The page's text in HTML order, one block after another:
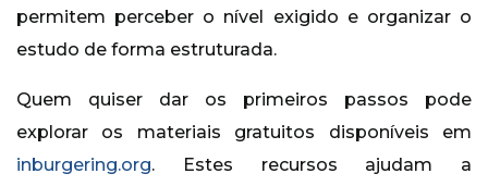
permitem perceber o nível exigido e organizar o
estudo de forma estruturada.
Quem quiser dar os primeiros passos pode
explorar os materiais gratuitos disponíveis em
inburgering.org. Estes recursos ajudam a